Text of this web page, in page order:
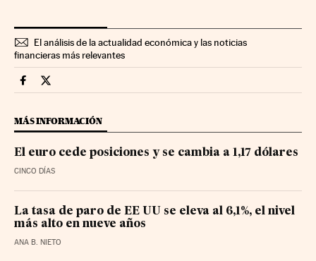
El análisis de la actualidad económica y las noticias
financieras más relevantes
Economia Cinco Días en Facebook
Economia Cinco Días en Twitter
MÁS INFORMACIÓN
El euro cede posiciones y se cambia a 1,17 dólares
CINCO DÍAS
La tasa de paro de EE UU se eleva al 6,1%, el nivel
más alto en nueve años
ANA B. NIETO